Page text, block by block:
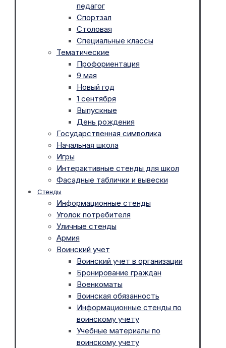
педагог
Спортзал
Столовая
Специальные классы
Тематические
Профориентация
9 мая
Новый год
1 сентября
Выпускные
День рождения
Государственная символика
Начальная школа
Игры
Интерактивные стенды для школ
Фасадные таблички и вывески
Стенды
Информационные стенды
Уголок потребителя
Уличные стенды
Армия
Воинский учет
Воинский учет в организации
Бронирование граждан
Военкоматы
Воинская обязанность
Информационные стенды по
воинскому учету
Учебные материалы по
воинскому учету